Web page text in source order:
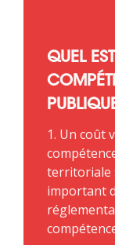
QUEL
1. Un coût
territoriale
important